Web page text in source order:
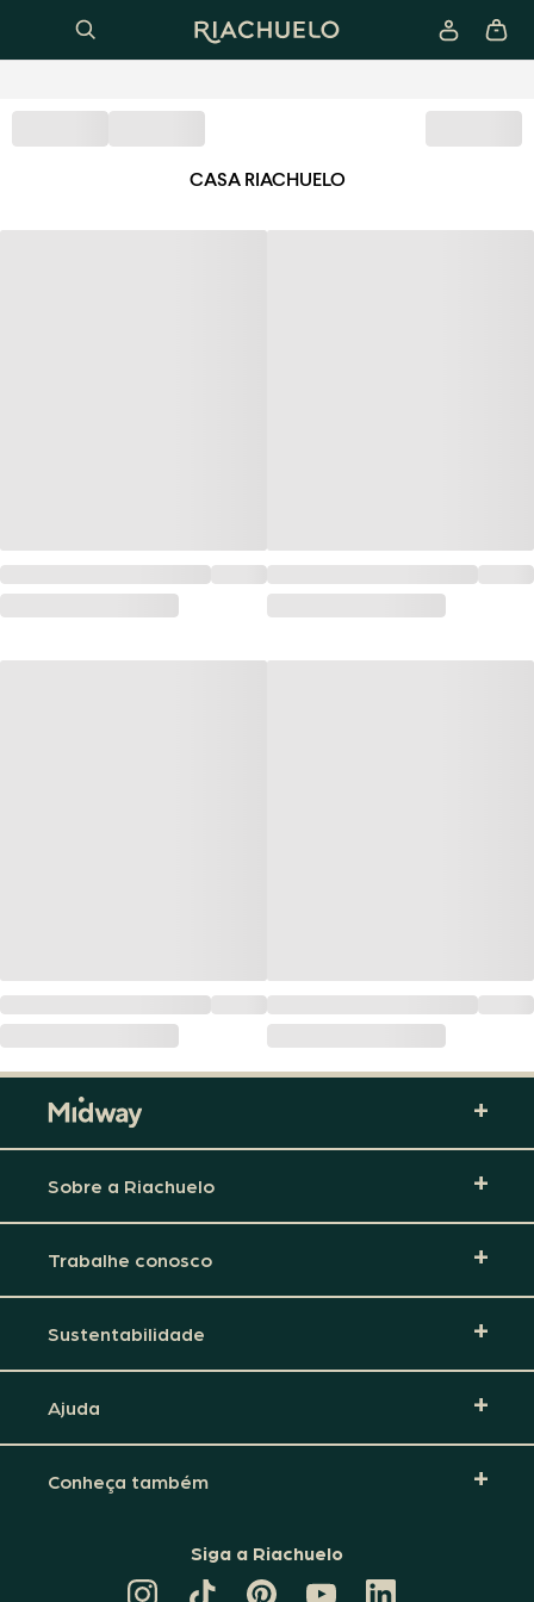
CASA RIACHUELO
Sobre a Riachuelo
Trabalhe conosco
Sustentabilidade
Ajuda
Conheça também
Siga a Riachuelo
CANAL